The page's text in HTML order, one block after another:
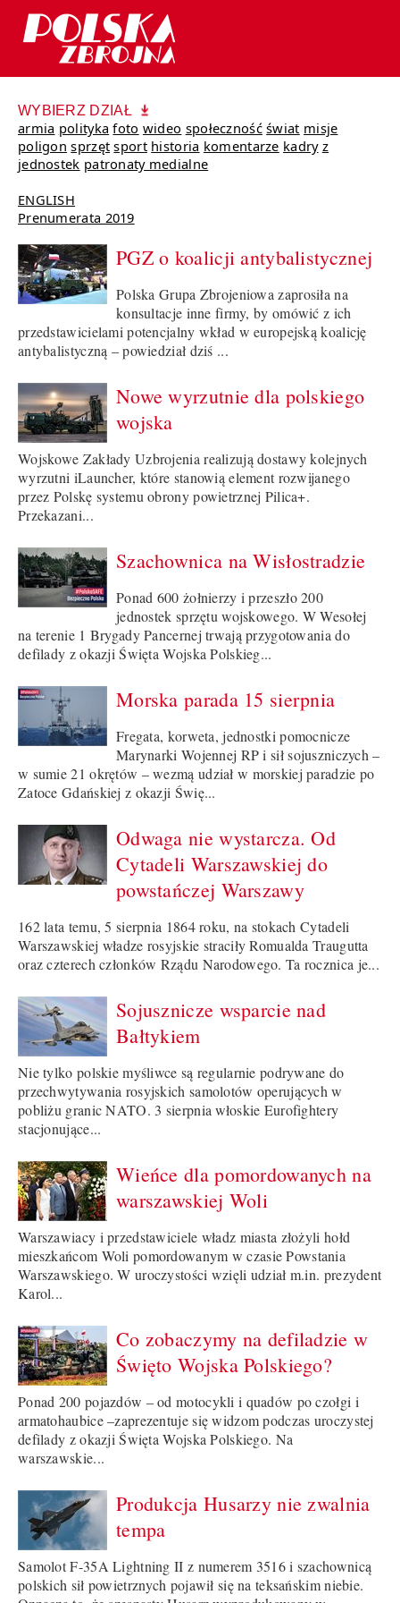
WYBIERZ DZIAŁ
armia polityka foto wideo społeczność świat misje
poligon sprzęt sport historia komentarze kadry z
jednostek patronaty medialne
ENGLISH
Prenumerata 2019
PGZ o koalicji antybalistycznej
Polska Grupa Zbrojeniowa zaprosiła na
konsultacje inne firmy, by omówić z ich
przedstawicielami potencjalny wkład w europejską koalicję
antybalistyczną – powiedział dziś ...
Nowe wyrzutnie dla polskiego
wojska
Wojskowe Zakłady Uzbrojenia realizują dostawy kolejnych
wyrzutni iLauncher, które stanowią element rozwijanego
przez Polskę systemu obrony powietrznej Pilica+.
Przekazani...
Szachownica na Wisłostradzie
Ponad 600 żołnierzy i przeszło 200
jednostek sprzętu wojskowego. W Wesołej
na terenie 1 Brygady Pancernej trwają przygotowania do
defilady z okazji Święta Wojska Polskieg...
Morska parada 15 sierpnia
Fregata, korweta, jednostki pomocnicze
Marynarki Wojennej RP i sił sojuszniczych –
w sumie 21 okrętów – wezmą udział w morskiej paradzie po
Zatoce Gdańskiej z okazji Świę...
Odwaga nie wystarcza. Od
Cytadeli Warszawskiej do
powstańczej Warszawy
162 lata temu, 5 sierpnia 1864 roku, na stokach Cytadeli
Warszawskiej władze rosyjskie straciły Romualda Traugutta
oraz czterech członków Rządu Narodowego. Ta rocznica je...
Sojusznicze wsparcie nad
Bałtykiem
Nie tylko polskie myśliwce są regularnie podrywane do
przechwytywania rosyjskich samolotów operujących w
pobliżu granic NATO. 3 sierpnia włoskie Eurofightery
stacjonujące...
Wieńce dla pomordowanych na
warszawskiej Woli
Warszawiacy i przedstawiciele władz miasta złożyli hołd
mieszkańcom Woli pomordowanym w czasie Powstania
Warszawskiego. W uroczystości wzięli udział m.in. prezydent
Karol...
Co zobaczymy na defiladzie w
Święto Wojska Polskiego?
Ponad 200 pojazdów – od motocykli i quadów po czołgi i
armatohaubice –zaprezentuje się widzom podczas uroczystej
defilady z okazji Święta Wojska Polskiego. Na
warszawskie...
Produkcja Husarzy nie zwalnia
tempa
Samolot F-35A Lightning II z numerem 3516 i szachownicą
polskich sił powietrznych pojawił się na teksańskim niebie.